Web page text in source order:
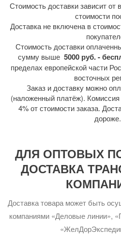
Стоимость доставки зависит от
стоимости
Доставка не включена в
Стоимость доставки
сумму выше 5000 руб. -
пределах европейской части
восточных
Заказ и доставку можно
(наложенный платёж).
4% от стоимости заказа.
дороже.
ДЛЯ ОПТОВЫХ
ДОСТАВКА
Доставка товара может быть
компаниями «Деловые линии»,